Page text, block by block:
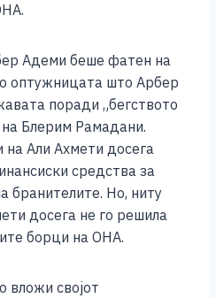
Адеми беше фатен на
оптужницата што Арбер
поради „бегството
Блерим Рамадани.
на Али Ахмети досега
средства за
бранителите. Но, ниту
досега не го решила
борци на ОНА.
вложи својот